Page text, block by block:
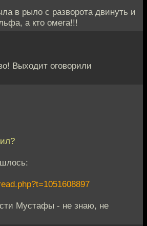
в рыло с разворота двинуть и
а кто омега!!!
Выходит оговорили
Мустафы - не знаю, не